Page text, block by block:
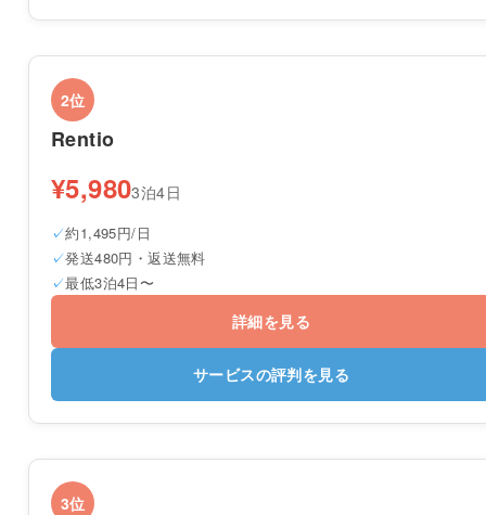
2位
Rentio
¥5,9803泊4日
約1,495円/日
発送480円・返送無料
最低3泊4日〜
詳細を見る
サービスの評判を見る
3位